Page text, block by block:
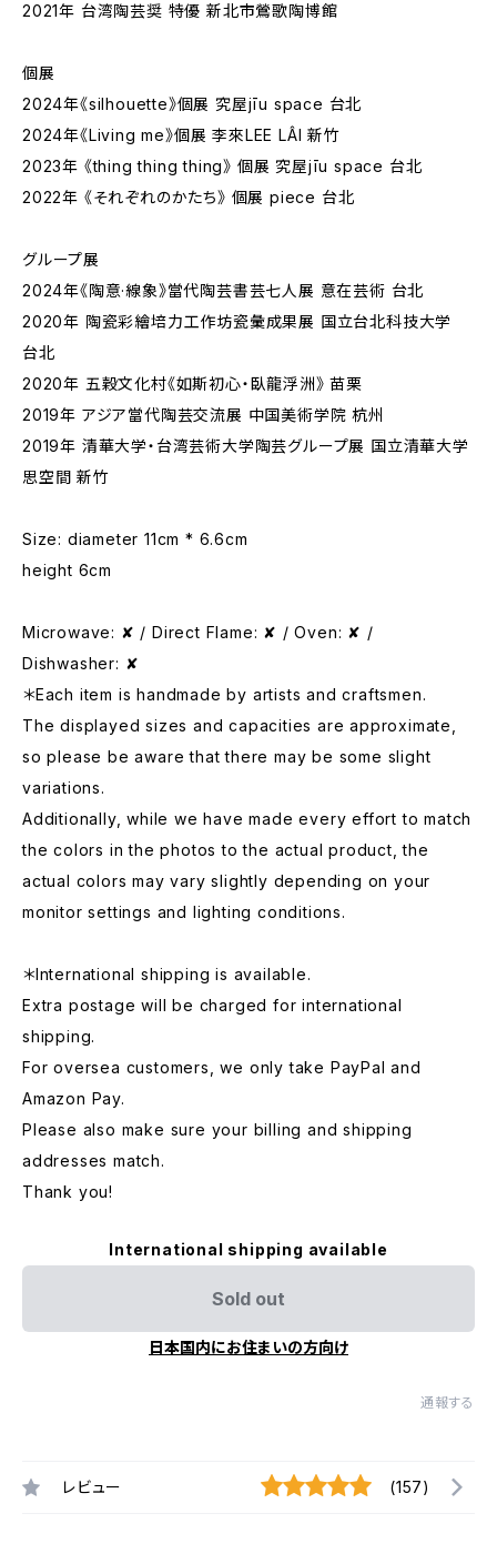
2021年 台湾陶芸奨 特優 新北市鶯歌陶博館
個展
2024年《silhouette》個展 究屋jīu space 台北
2024年《Living me》個展 李來LEE LÂI 新竹
2023年 《thing thing thing》 個展 究屋jīu space 台北
2022年 《それぞれのかたち》 個展 piece 台北
グループ展
2024年《陶意·線象》當代陶芸書芸七人展 意在芸術 台北
2020年 陶瓷彩繪培力工作坊瓷彙成果展 国立台北科技大学
台北
2020年 五穀文化村《如斯初心‧臥龍浮洲》 苗栗
2019年 アジア當代陶芸交流展 中国美術学院 杭州
2019年 清華大学・台湾芸術大学陶芸グループ展 国立清華大学
思空間 新竹
Size: diameter 11cm * 6.6cm
height 6cm
Microwave: ✘ / Direct Flame: ✘ / Oven: ✘ /
Dishwasher: ✘
＊Each item is handmade by artists and craftsmen.
The displayed sizes and capacities are approximate,
so please be aware that there may be some slight
variations.
Additionally, while we have made every effort to match
the colors in the photos to the actual product, the
actual colors may vary slightly depending on your
monitor settings and lighting conditions.
＊International shipping is available.
Extra postage will be charged for international
shipping.
For oversea customers, we only take PayPal and
Amazon Pay.
Please also make sure your billing and shipping
addresses match.
Thank you!
International shipping available
Sold out
日本国内にお住まいの方向け
通報する
レビュー (157)